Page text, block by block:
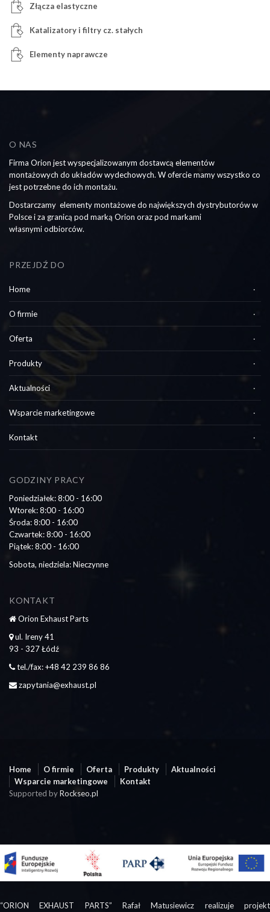
Złącza elastyczne
Katalizatory i filtry cz. stałych
Elementy naprawcze
O NAS
Firma Orion jest wyspecjalizowanym dostawcą elementów
montażowych do układów wydechowych. W ofercie mamy wszystko co
jest potrzebne do ich montażu.
Dostarczamy elementy montażowe do największych dystrybutorów w
Polsce i za granicą pod marką Orion oraz pod markami
własnymi odbiorców.
PRZEJDŹ DO
Home
O firmie
Oferta
Produkty
Aktualności
Wsparcie marketingowe
Kontakt
GODZINY PRACY
Poniedziałek: 8:00 - 16:00
Wtorek: 8:00 - 16:00
Środa: 8:00 - 16:00
Czwartek: 8:00 - 16:00
Piątek: 8:00 - 16:00
Sobota, niedziela: Nieczynne
KONTAKT
Orion Exhaust Parts
ul. Ireny 41
93 - 327 Łódź
tel./fax: +48 42 239 86 86
zapytania@exhaust.pl
Home O firmie Oferta Produkty
Aktualności
Wsparcie marketingowe
Kontakt
Supported byRockseo.pl
“ORION EXHAUST PARTS” Rafał Matusiewicz realizuje projekt